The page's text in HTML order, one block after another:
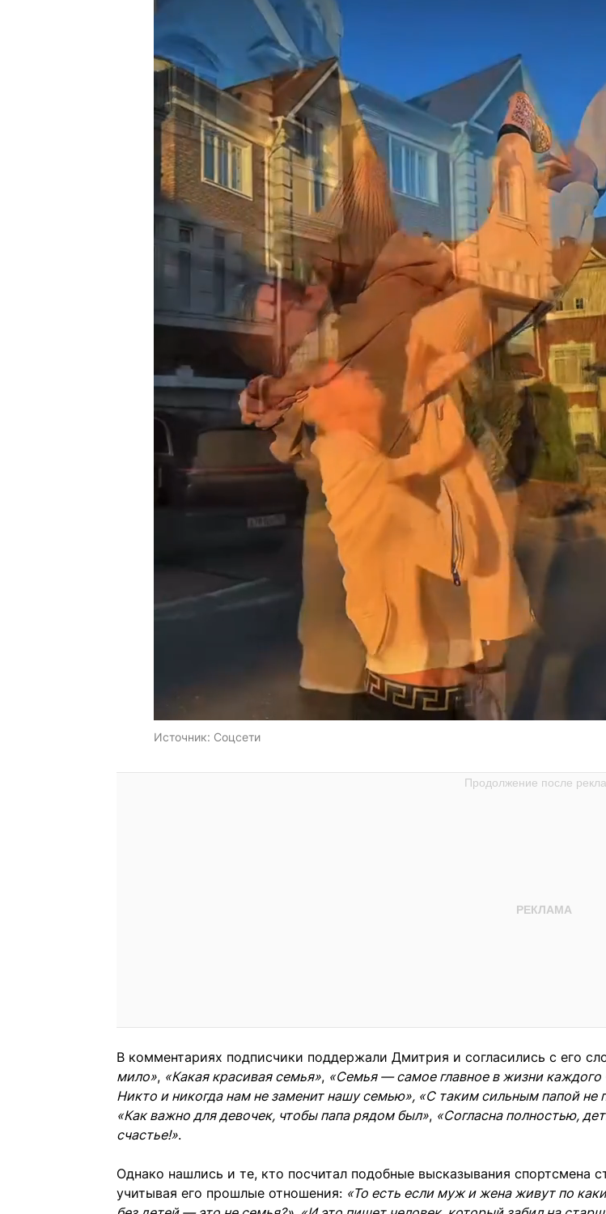
Источник: Соцсети
В комментариях подписчики поддержали Дмитрия и согласились с его
мило», «Какая красивая семья», «Семья — самое главное в жизни каждого
Никто и никогда нам не заменит нашу семью», «С таким сильным папой не
«Как важно для девочек, чтобы папа рядом был», «Согласна полностью,
счастье!».
Однако нашлись и те, кто посчитал подобные высказывания спортсмена
учитывая его прошлые отношения: «То есть если муж и жена живут по